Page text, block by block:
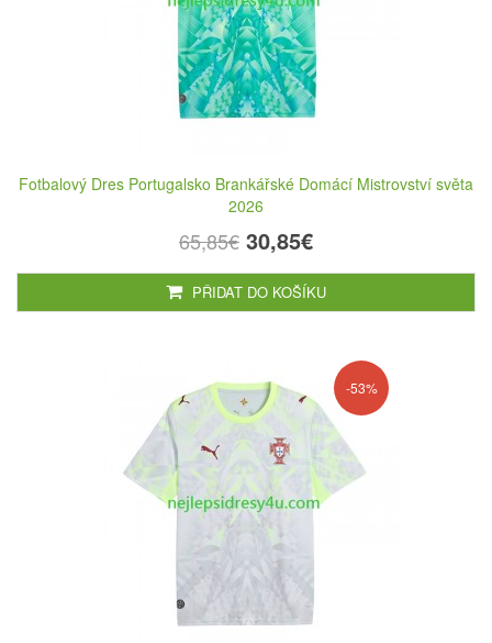
Fotbalový Dres Portugalsko Brankářské Domácí Mistrovství světa
2026
65,85€ 30,85€
PŘIDAT DO KOŠÍKU
-53%